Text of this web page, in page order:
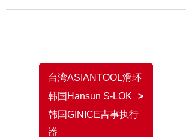
台湾ASIANTOOL滑环
韩国Hansun S-LOK
>
韩国GINICE吉事执行
器